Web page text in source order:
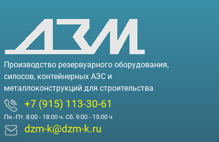
Производство резервуарного оборудования,
силосов, контейнерных АЗС и
металлоконструкций для строительства
+7 (915) 113-30-61
Пн.-Пт. 8:00 - 18:00 ч. Сб. 9:00 - 15:00 ч
dzm-k@dzm-k.ru